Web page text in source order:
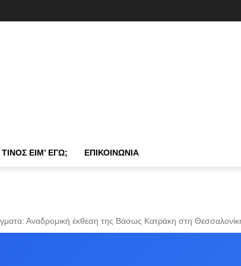
ΤΊΝΟΣ ΕΊΜ’ ΕΓΏ; ΕΠΙΚΟΙΝΩΝΊΑ
Αναδρομική έκθεση της Βάσως Κατράκη στη